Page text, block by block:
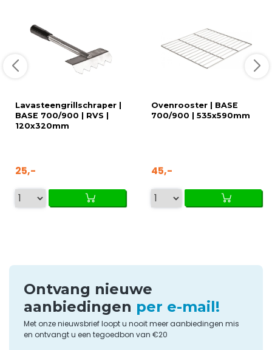
Lavasteengrillschraper |
BASE 700/900 | RVS |
120x320mm
25,-
Ovenrooster | BASE
700/900 | 535x590mm
45,-
Ontvang nieuwe
aanbiedingen per e-mail!
Met onze nieuwsbrief loopt u nooit meer aanbiedingen mis
en ontvangt u een tegoedbon van €20